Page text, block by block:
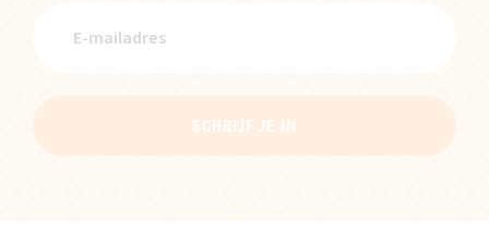
SCHRIJF JE IN